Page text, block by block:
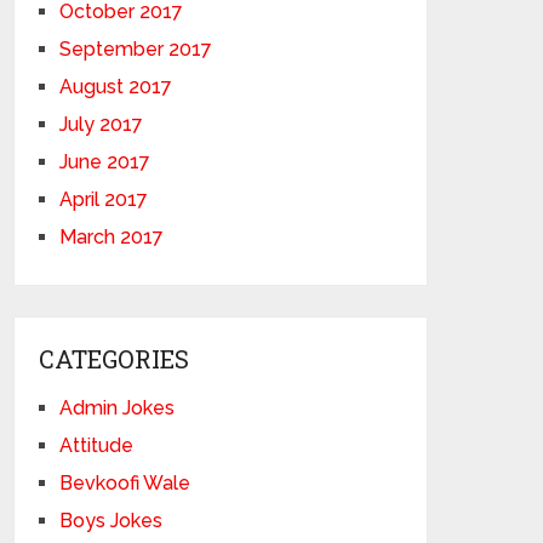
October 2017
September 2017
August 2017
July 2017
June 2017
April 2017
March 2017
CATEGORIES
Admin Jokes
Attitude
Bevkoofi Wale
Boys Jokes